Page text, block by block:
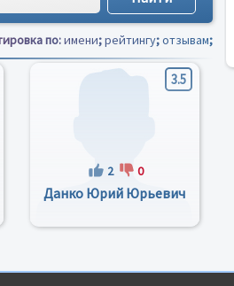
по:имени;рейтингу;отзывам;
3.5
2 0
Данко Юрий Юрьевич